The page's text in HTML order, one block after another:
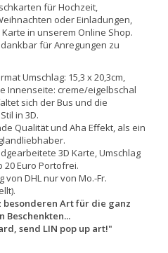
für Hochzeit,
oder Einladungen,
in unserem Online Shop.
für Anregungen zu
Umschlag: 15,3 x 20,3cm,
Innenseite: creme/eigelbschal
sich der Bus und die
in 3D.
Qualität und Aha Effekt, als ein
3D Karte, Umschlag
20 Euro Portofrei.
DHL nur von Mo.-Fr.
Art für die ganz
Beschenkten...
send LIN pop up art!"